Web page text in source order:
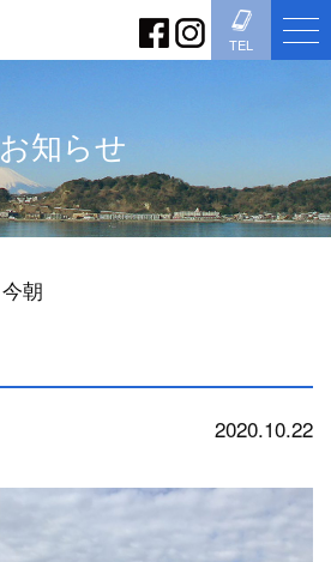
TEL
お知らせ
今朝
2020.10.22